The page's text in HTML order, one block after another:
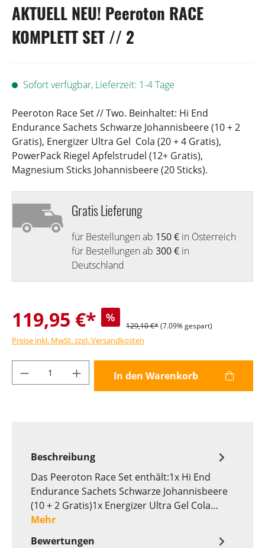
AKTUELL NEU! Peeroton RACE
KOMPLETT SET // 2
Sofort verfügbar, Lieferzeit: 1-4 Tage
Peeroton Race Set // Two. Beinhaltet: Hi End
Endurance Sachets Schwarze Johannisbeere (10 + 2
Gratis), Energizer Ultra Gel Cola (20 + 4 Gratis),
PowerPack Riegel Apfelstrudel (12+ Gratis),
Magnesium Sticks Johannisbeere (20 Sticks).
Gratis Lieferung
für Bestellungen ab 150 € in Österreich
für Bestellungen ab 300 € in
Deutschland
119,95 €* %
129,10 €*(7.09% gespart)
Preise inkl. MwSt. zzgl. Versandkosten
Produkt Anzahl: Gib den gewünschten
In den Warenkorb
Beschreibung
Das Peeroton Race Set enthält:1x Hi End
Endurance Sachets Schwarze Johannisbeere
(10 + 2 Gratis)1x Energizer Ultra Gel Cola…
Mehr
Bewertungen